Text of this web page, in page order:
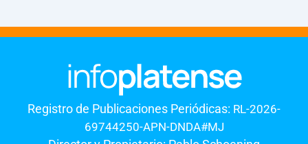
Registro de Publicaciones Periódicas: RL-2026-
69744250-APN-DNDA#MJ